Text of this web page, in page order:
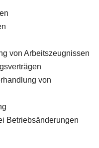
von Arbeitszeugnissen
von
Betriebsänderungen